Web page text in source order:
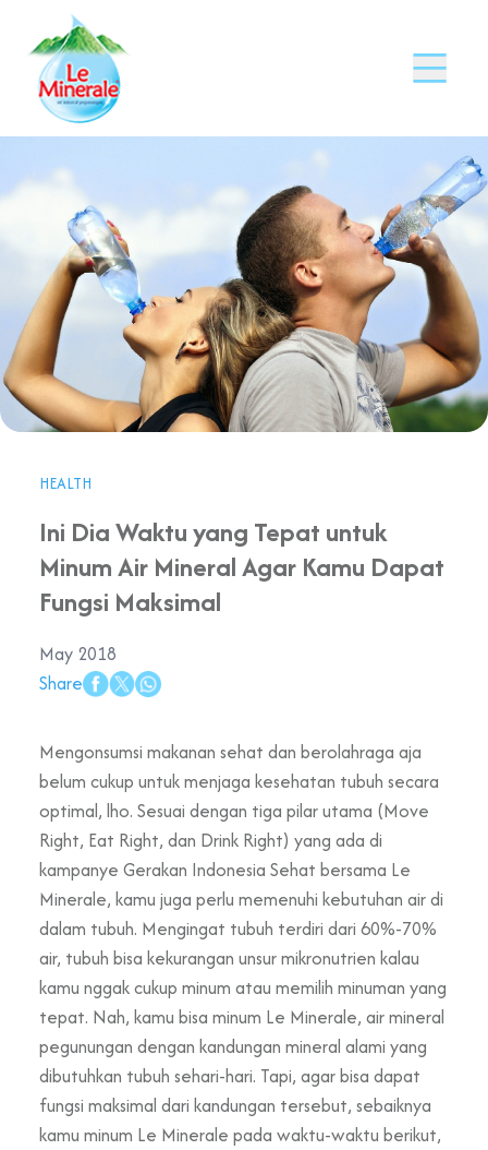
HEALTH
Ini Dia Waktu yang Tepat untuk
Minum Air Mineral Agar Kamu Dapat
Fungsi Maksimal
May 2018
Share
Mengonsumsi makanan sehat dan berolahraga aja
belum cukup untuk menjaga kesehatan tubuh secara
optimal, lho. Sesuai dengan tiga pilar utama (Move
Right, Eat Right, dan Drink Right) yang ada di
kampanye Gerakan Indonesia Sehat bersama Le
Minerale, kamu juga perlu memenuhi kebutuhan air di
dalam tubuh. Mengingat tubuh terdiri dari 60%-70%
air, tubuh bisa kekurangan unsur mikronutrien kalau
kamu nggak cukup minum atau memilih minuman yang
tepat. Nah, kamu bisa minum Le Minerale, air mineral
pegunungan dengan kandungan mineral alami yang
dibutuhkan tubuh sehari-hari. Tapi, agar bisa dapat
fungsi maksimal dari kandungan tersebut, sebaiknya
kamu minum Le Minerale pada waktu-waktu berikut,